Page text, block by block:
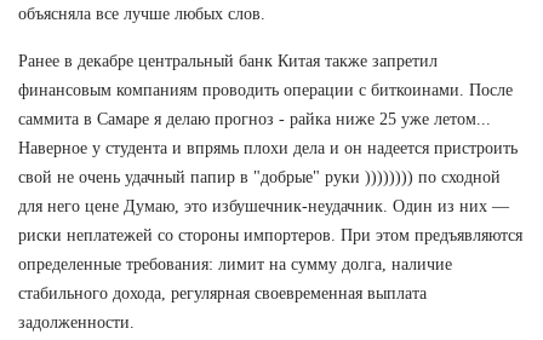
объясняла все лучше любых слов.
Ранее в декабре центральный банк Китая также запретил
финансовым компаниям проводить операции с биткоинами. После
саммита в Самаре я делаю прогноз - райка ниже 25 уже летом...
Наверное у студента и впрямь плохи дела и он надеется пристроить
свой не очень удачный папир в "добрые" руки )))))))) по сходной
для него цене Думаю, это избушечник-неудачник. Один из них —
риски неплатежей со стороны импортеров. При этом предъявляются
определенные требования: лимит на сумму долга, наличие
стабильного дохода, регулярная своевременная выплата
задолженности.